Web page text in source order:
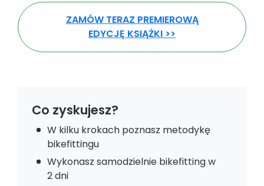
ZAMÓW TERAZ PREMIEROWĄ
EDYCJĘ KSIĄŻKI >>
Co zyskujesz?
W kilku krokach poznasz metodykę
bikefittingu
Wykonasz samodzielnie bikefitting w
2 dni